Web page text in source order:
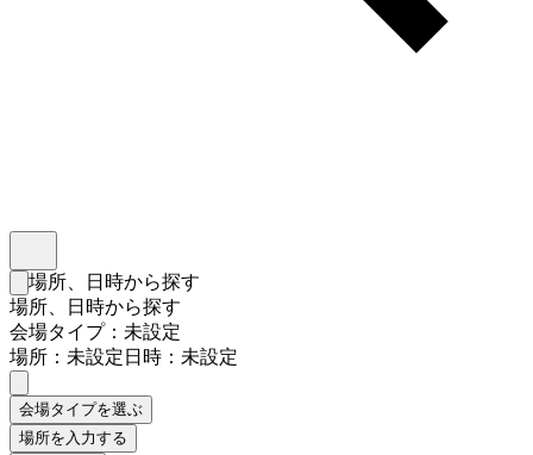
検索フォームを閉じる
場所、日時から探す
場所、日時から探す
会場タイプ：未設定
場所：未設定日時：未設定
会場タイプを選ぶ
場所を入力する